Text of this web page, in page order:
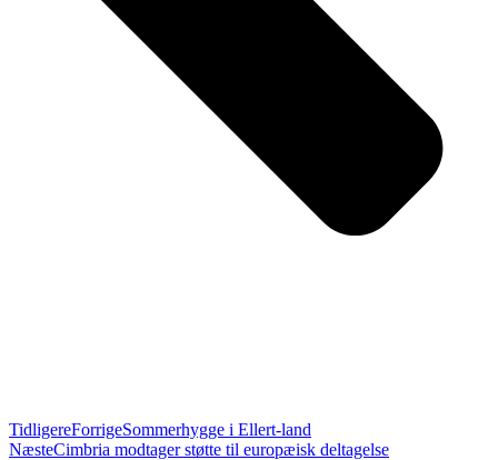
TidligereForrigeSommerhygge i Ellert-land
NæsteCimbria modtager støtte til europæisk deltagelse